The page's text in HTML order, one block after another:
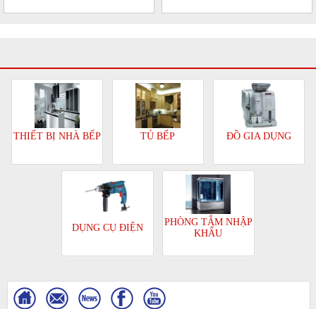
THIẾT BỊ NHÀ BẾP TỦ BẾP ĐỒ GIA DỤNG
DỤNG CỤ ĐIỆN
PHÒNG TẮM NHẬP
KHẨU